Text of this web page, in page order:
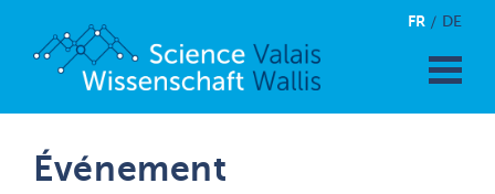
FR DE
Événement